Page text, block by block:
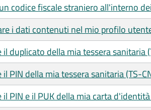
codice fiscale straniero all'interno
i dati contenuti nel mio profilo
duplicato della mia tessera sanitaria
PIN della mia tessera sanitaria (TS-
PIN e il PUK della mia carta